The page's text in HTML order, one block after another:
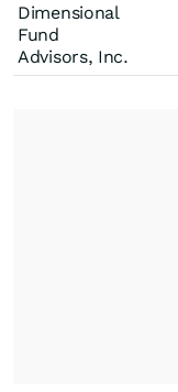
Dimensional
Fund
Advisors, Inc.